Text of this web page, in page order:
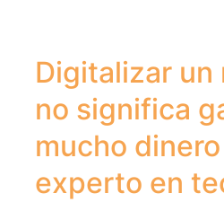
Digitalizar un
no significa
mucho
experto en